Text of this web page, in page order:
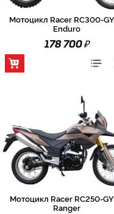
Мотоцикл Racer RC300-
Enduro
178 700₽
Мотоцикл Racer RC250-
Ranger